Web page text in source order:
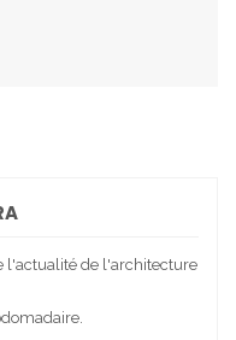
l'actualité de l'architecture